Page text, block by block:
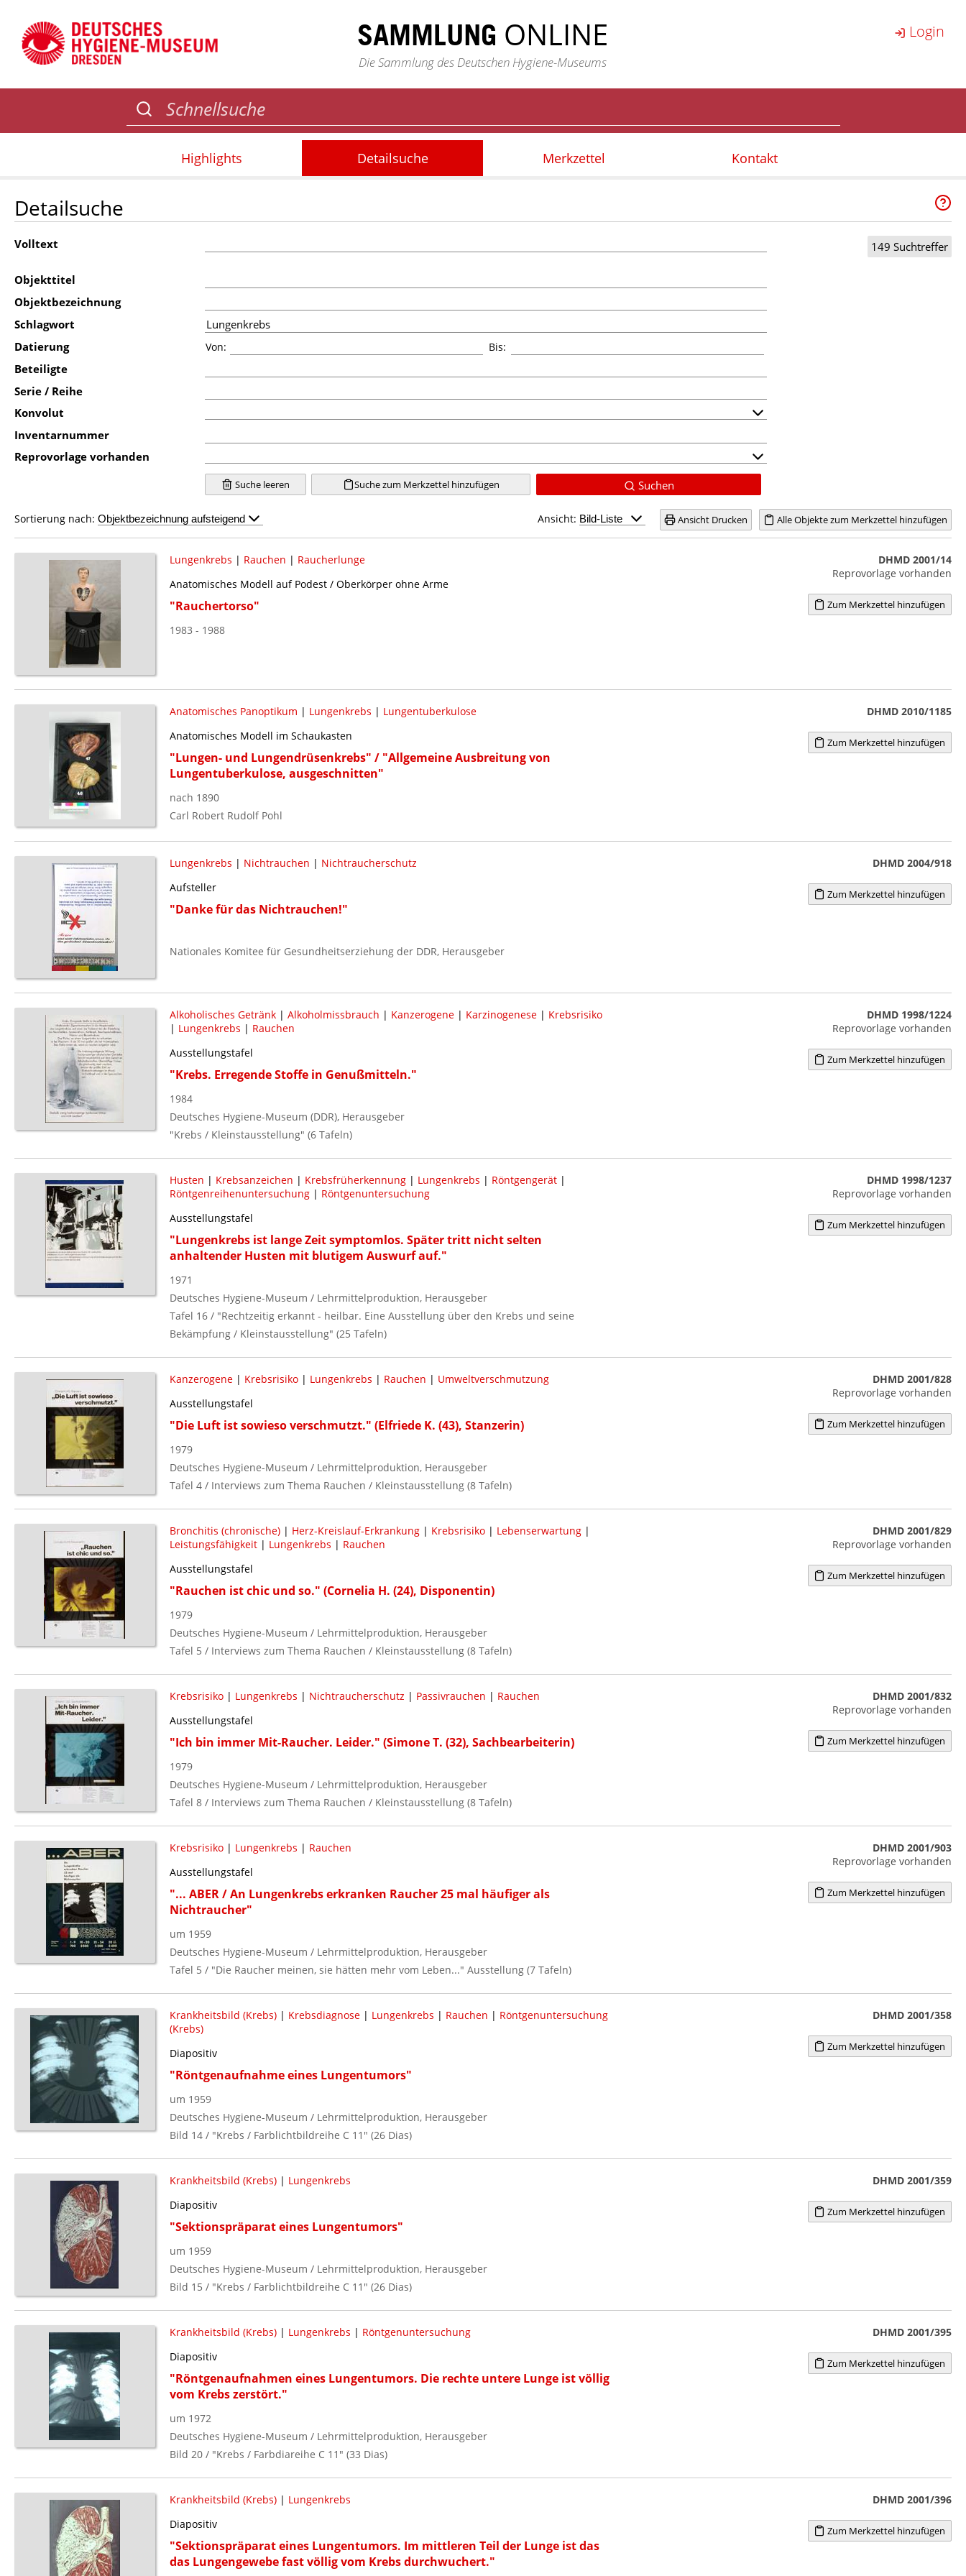
SAMMLUNG ONLINE
Die Sammlung des Deutschen Hygiene-Museums
Login
Highlights Detailsuche Merkzettel Kontakt
Detailsuche
149 Suchtreffer
Volltext
Objekttitel
Objektbezeichnung
Schlagwort
Datierung
Von: Bis:
Beteiligte
Serie / Reihe
Konvolut
Inventarnummer
Reprovorlage vorhanden
Suche leeren Suche zum Merkzettel hinzufügen Suchen
Alle Objekte zum Merkzettel hinzufügen
Ansicht Drucken
Ansicht:
Sortierung nach:
Lungenkrebs | Rauchen | Raucherlunge
Anatomisches Modell auf Podest / Oberkörper ohne Arme
"Rauchertorso"
1983 - 1988
DHMD 2001/14
Reprovorlage vorhanden
Zum Merkzettel hinzufügen
Anatomisches Panoptikum | Lungenkrebs | Lungentuberkulose
Anatomisches Modell im Schaukasten
"Lungen- und Lungendrüsenkrebs" / "Allgemeine Ausbreitung von
Lungentuberkulose, ausgeschnitten"
nach 1890
Carl Robert Rudolf Pohl
DHMD 2010/1185
Zum Merkzettel hinzufügen
Lungenkrebs | Nichtrauchen | Nichtraucherschutz
Aufsteller
"Danke für das Nichtrauchen!"
Nationales Komitee für Gesundheitserziehung der DDR, Herausgeber
DHMD 2004/918
Zum Merkzettel hinzufügen
Alkoholisches Getränk| Alkoholmissbrauch | Kanzerogene| Karzinogenese| Krebsrisiko
| Lungenkrebs | Rauchen
Ausstellungstafel
"Krebs. Erregende Stoffe in Genußmitteln."
1984
Deutsches Hygiene-Museum (DDR), Herausgeber
"Krebs / Kleinstausstellung" (6 Tafeln)
DHMD 1998/1224
Reprovorlage vorhanden
Zum Merkzettel hinzufügen
Husten | Krebsanzeichen | Krebsfrüherkennung| Lungenkrebs | Röntgengerät|
Röntgenreihenuntersuchung| Röntgenuntersuchung
Ausstellungstafel
"Lungenkrebs ist lange Zeit symptomlos. Später tritt nicht selten
anhaltender Husten mit blutigem Auswurf auf."
1971
Deutsches Hygiene-Museum / Lehrmittelproduktion, Herausgeber
Tafel 16 / "Rechtzeitig erkannt - heilbar. Eine Ausstellung über den Krebs und seine
Bekämpfung / Kleinstausstellung" (25 Tafeln)
DHMD 1998/1237
Reprovorlage vorhanden
Zum Merkzettel hinzufügen
Kanzerogene| Krebsrisiko| Lungenkrebs | Rauchen | Umweltverschmutzung
Ausstellungstafel
"Die Luft ist sowieso verschmutzt." (Elfriede K. (43), Stanzerin)
1979
Deutsches Hygiene-Museum / Lehrmittelproduktion, Herausgeber
Tafel 4 / Interviews zum Thema Rauchen / Kleinstausstellung (8 Tafeln)
DHMD 2001/828
Reprovorlage vorhanden
Zum Merkzettel hinzufügen
Bronchitis (chronische)| Herz-Kreislauf-Erkrankung| Krebsrisiko| Lebenserwartung|
Leistungsfähigkeit| Lungenkrebs | Rauchen
Ausstellungstafel
"Rauchen ist chic und so." (Cornelia H. (24), Disponentin)
1979
Deutsches Hygiene-Museum / Lehrmittelproduktion, Herausgeber
Tafel 5 / Interviews zum Thema Rauchen / Kleinstausstellung (8 Tafeln)
DHMD 2001/829
Reprovorlage vorhanden
Zum Merkzettel hinzufügen
Krebsrisiko| Lungenkrebs | Nichtraucherschutz | Passivrauchen | Rauchen
Ausstellungstafel
"Ich bin immer Mit-Raucher. Leider." (Simone T. (32), Sachbearbeiterin)
1979
Deutsches Hygiene-Museum / Lehrmittelproduktion, Herausgeber
Tafel 8 / Interviews zum Thema Rauchen / Kleinstausstellung (8 Tafeln)
DHMD 2001/832
Reprovorlage vorhanden
Zum Merkzettel hinzufügen
Krebsrisiko| Lungenkrebs | Rauchen
Ausstellungstafel
"... ABER / An Lungenkrebs erkranken Raucher 25 mal häufiger als
Nichtraucher"
um 1959
Deutsches Hygiene-Museum / Lehrmittelproduktion, Herausgeber
Tafel 5 / "Die Raucher meinen, sie hätten mehr vom Leben..." Ausstellung (7 Tafeln)
DHMD 2001/903
Reprovorlage vorhanden
Zum Merkzettel hinzufügen
Krankheitsbild (Krebs)| Krebsdiagnose| Lungenkrebs | Rauchen | Röntgenuntersuchung
(Krebs)
Diapositiv
"Röntgenaufnahme eines Lungentumors"
um 1959
Deutsches Hygiene-Museum / Lehrmittelproduktion, Herausgeber
Bild 14 / "Krebs / Farblichtbildreihe C 11" (26 Dias)
DHMD 2001/358
Zum Merkzettel hinzufügen
Krankheitsbild (Krebs)| Lungenkrebs
Diapositiv
"Sektionspräparat eines Lungentumors"
um 1959
Deutsches Hygiene-Museum / Lehrmittelproduktion, Herausgeber
Bild 15 / "Krebs / Farblichtbildreihe C 11" (26 Dias)
DHMD 2001/359
Zum Merkzettel hinzufügen
Krankheitsbild (Krebs)| Lungenkrebs | Röntgenuntersuchung
Diapositiv
"Röntgenaufnahmen eines Lungentumors. Die rechte untere Lunge ist völlig
vom Krebs zerstört."
um 1972
Deutsches Hygiene-Museum / Lehrmittelproduktion, Herausgeber
Bild 20 / "Krebs / Farbdiareihe C 11" (33 Dias)
DHMD 2001/395
Zum Merkzettel hinzufügen
Krankheitsbild (Krebs)| Lungenkrebs
Diapositiv
"Sektionspräparat eines Lungentumors. Im mittleren Teil der Lunge ist das
das Lungengewebe fast völlig vom Krebs durchwuchert."
DHMD 2001/396
Zum Merkzettel hinzufügen